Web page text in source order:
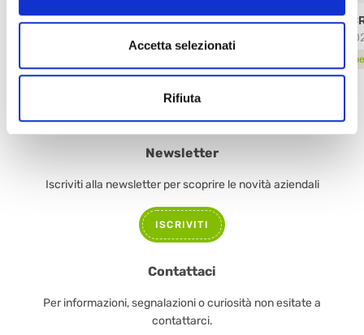
Accetta selezionati
Rifiuta
CRUNCHY COATINGS FRUTTI ROSSI
LE
Newsletter
Iscriviti alla newsletter per scoprire le novità aziendali
ISCRIVITI
Contattaci
Per informazioni, segnalazioni o curiosità non esitate a
contattarci.